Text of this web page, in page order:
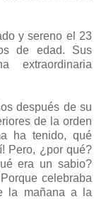
y sereno el 23
de edad. Sus
extraordinaria
después de su
de la orden
ha tenido, qué
Pero, ¿por qué?
era un sabio?
celebraba
la mañana a la